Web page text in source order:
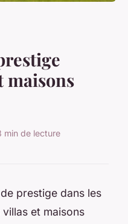
maisons
min de lecture
prestige dans les
et maisons